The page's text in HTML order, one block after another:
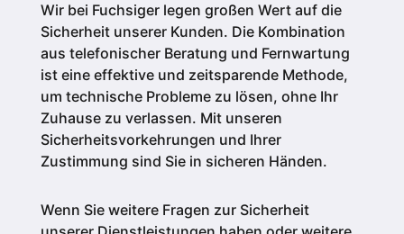
Wir bei Fuchsiger legen großen Wert auf die
Sicherheit unserer Kunden. Die Kombination
aus telefonischer Beratung und Fernwartung
ist eine effektive und zeitsparende Methode,
um technische Probleme zu lösen, ohne Ihr
Zuhause zu verlassen. Mit unseren
Sicherheitsvorkehrungen und Ihrer
Zustimmung sind Sie in sicheren Händen.
Wenn Sie weitere Fragen zur Sicherheit